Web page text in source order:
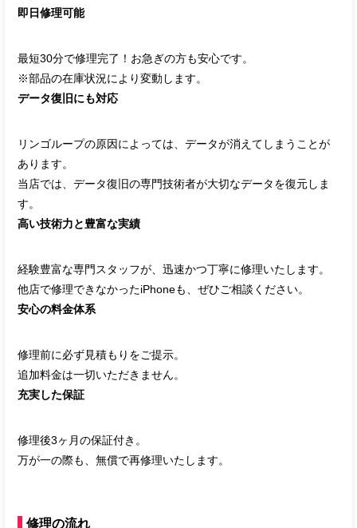
即日修理可能
最短30分で修理完了！お急ぎの方も安心です。
※部品の在庫状況により変動します。
データ復旧にも対応
リンゴループの原因によっては、データが消えてしまうことが
あります。
当店では、データ復旧の専門技術者が大切なデータを復元しま
す。
高い技術力と豊富な実績
経験豊富な専門スタッフが、迅速かつ丁寧に修理いたします。
他店で修理できなかったiPhoneも、ぜひご相談ください。
安心の料金体系
修理前に必ず見積もりをご提示。
追加料金は一切いただきません。
充実した保証
修理後3ヶ月の保証付き。
万が一の際も、無償で再修理いたします。
修理の流れ